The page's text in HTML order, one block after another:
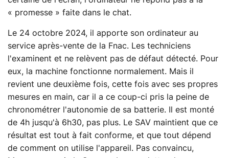
« promesse » faite dans le chat.
Le 24 octobre 2024, il apporte son ordinateur au
service après-vente de la Fnac. Les techniciens
l'examinent et ne relèvent pas de défaut détecté. Pour
eux, la machine fonctionne normalement. Mais il
revient une deuxième fois, cette fois avec ses propres
mesures en main, car il a ce coup-ci pris la peine de
chronométrer l'autonomie de sa batterie. Il est monté
de 4h jusqu'à 6h30, pas plus. Le SAV maintient que ce
résultat est tout à fait conforme, et que tout dépend
de comment on utilise l'appareil. Pas convaincu,